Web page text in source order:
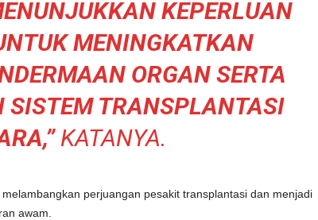
KEPERLUAN
MENINGKATKAN
ORGAN SERTA
SISTEM TRANSPLANTASI
KATANYA.
perjuangan pesakit transplantasi dan menjadi
awam.